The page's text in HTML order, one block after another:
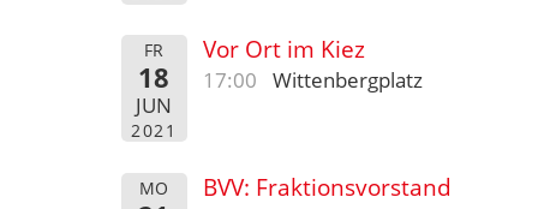
FR
18
JUN
2021
Vor Ort im Kiez
17:00 Wittenbergplatz
MO BVV: Fraktionsvorstand